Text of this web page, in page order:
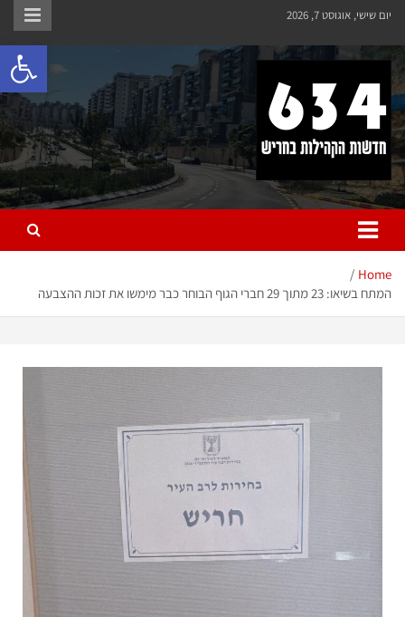
יום שישי, אוגוסט 7, 2026
חריש 634
חדשות הקהילות בחריש
Home
המתח בשיאו: 23 מתוך 29 חברי הגוף הבוחר כבר מימשו את זכות ההצבעה